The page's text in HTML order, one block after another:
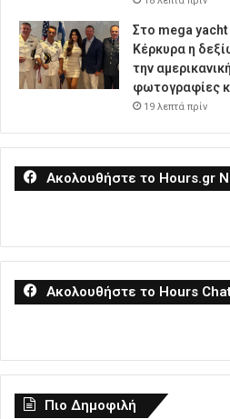
Στο mega
Κέρκυρα η
την
φωτογραφίες
19 λεπτά πρίν
Ακολουθήστε το Hours.gr
Ακολουθήστε το Hours
Πιο Δημοφιλή